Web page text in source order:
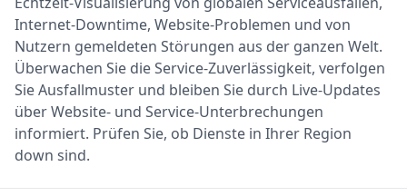
Internet-Downtime, Website-Problemen und von
Nutzern gemeldeten Störungen aus der ganzen Welt.
Überwachen Sie die Service-Zuverlässigkeit, verfolgen
Sie Ausfallmuster und bleiben Sie durch Live-Updates
über Website- und Service-Unterbrechungen
informiert. Prüfen Sie, ob Dienste in Ihrer Region
down sind.